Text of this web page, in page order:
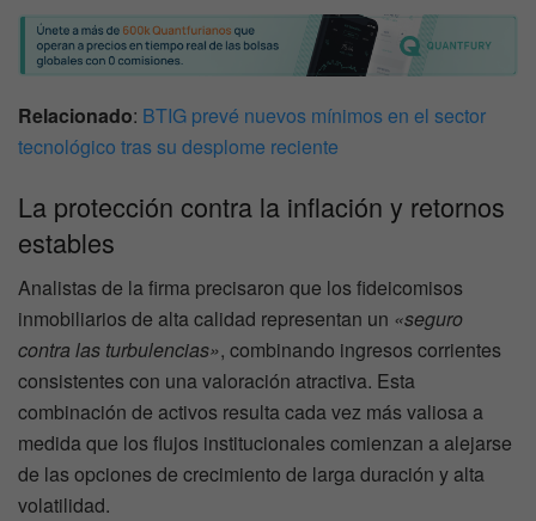
Relacionado: BTIG prevé nuevos mínimos en el sector
tecnológico tras su desplome reciente
La protección contra la inflación y retornos
estables
Analistas de la firma precisaron que los fideicomisos
inmobiliarios de alta calidad representan un «seguro
contra las turbulencias», combinando ingresos corrientes
consistentes con una valoración atractiva. Esta
combinación de activos resulta cada vez más valiosa a
medida que los flujos institucionales comienzan a alejarse
de las opciones de crecimiento de larga duración y alta
volatilidad.